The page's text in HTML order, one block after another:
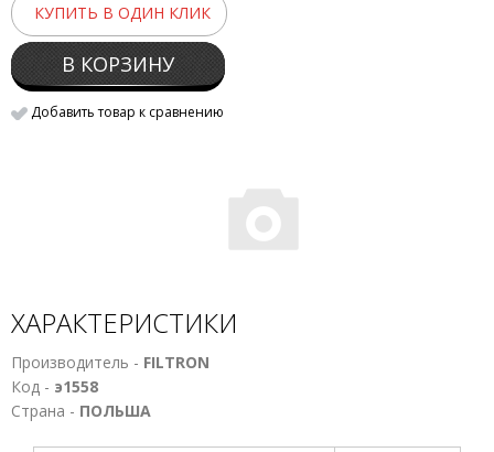
КУПИТЬ В ОДИН КЛИК
В КОРЗИНУ
Добавить товар к сравнению
ХАРАКТЕРИСТИКИ
Производитель - FILTRON
Код - э1558
Страна - ПОЛЬША